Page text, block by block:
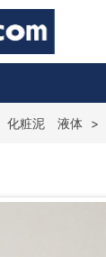
化粧泥 液体 >